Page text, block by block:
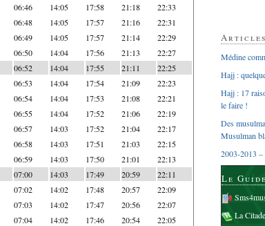
06:46 14:05 17:58 21:18 22:33
06:48 14:05 17:57 21:16 22:31
06:49 14:05 17:57 21:14 22:29
06:50 14:04 17:56 21:13 22:27
06:52 14:04 17:55 21:11 22:25
06:53 14:04 17:54 21:09 22:23
06:54 14:04 17:53 21:08 22:21
06:55 14:04 17:52 21:06 22:19
06:57 14:03 17:52 21:04 22:17
06:58 14:03 17:51 21:03 22:15
06:59 14:03 17:50 21:01 22:13
07:00 14:03 17:49 20:59 22:11
07:02 14:02 17:48 20:57 22:09
07:03 14:02 17:47 20:56 22:07
07:04 14:02 17:46 20:54 22:05
Médine
Hajj :
Hajj : 17
le faire !
Des
Musulman
2003-2013 –
Le
La